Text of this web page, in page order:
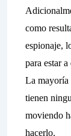
como
espionaje,
para estar
La mayoría
tienen
moviendo
hacerlo.